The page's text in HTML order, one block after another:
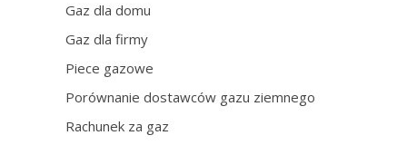
Gaz dla domu
Gaz dla firmy
Piece gazowe
Porównanie dostawców gazu ziemnego
Rachunek za gaz